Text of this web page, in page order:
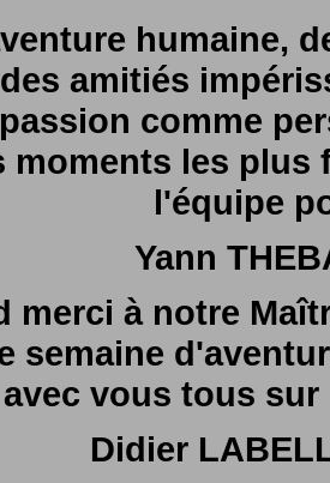
humaine,
amitiés
comme
moments les plus
l'équipe
Yann
merci à notre
semaine
vous tous
Didier